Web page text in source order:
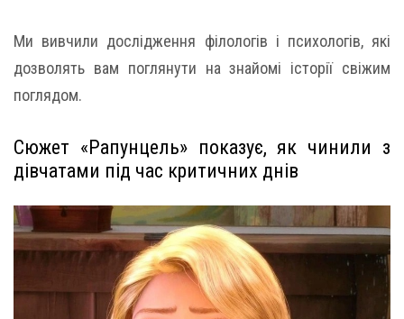
Ми вивчили дослідження філологів і психологів, які
дозволять вам поглянути на знайомі історії свіжим
поглядом.
Сюжет «Рапунцель» показує, як чинили з
дівчатами під час критичних днів